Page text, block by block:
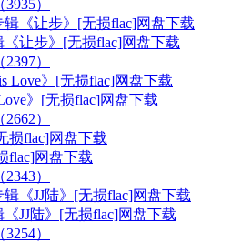
）
《让步》[无损flac]网盘下载
）
》[无损flac]网盘下载
）
flac]网盘下载
）
JJ陆》[无损flac]网盘下载
）